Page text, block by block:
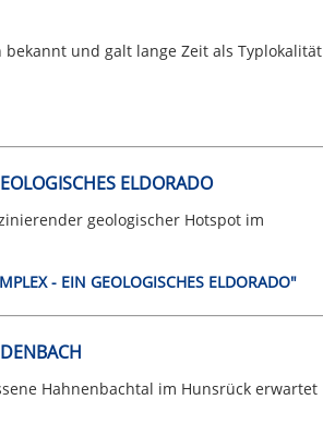
und galt lange Zeit als Typlokalität
ELDORADO
geologischer Hotspot im
- EIN GEOLOGISCHES ELDORADO"
Hahnenbachtal im Hunsrück erwartet